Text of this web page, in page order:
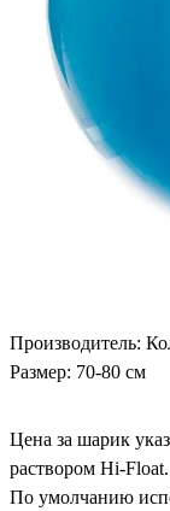
Производитель:
Размер: 70-80 см
Цена за шарик
раствором Hi-Float.
По умолчанию